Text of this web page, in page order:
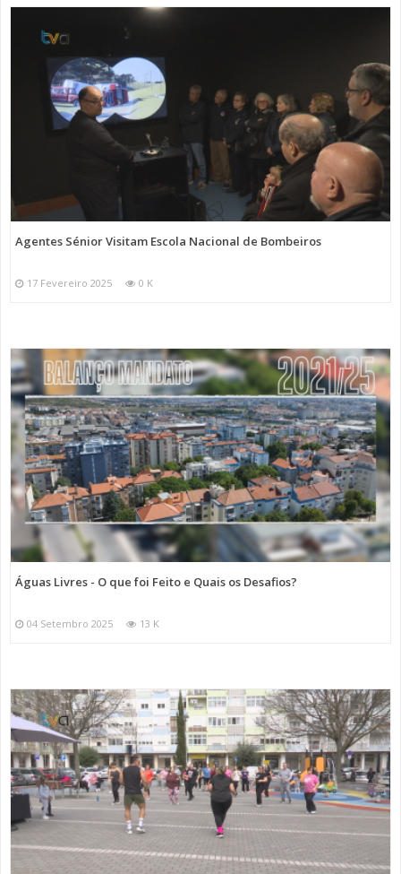
Agentes Sénior Visitam Escola Nacional de Bombeiros
17 Fevereiro 2025 0 K
Águas Livres - O que foi Feito e Quais os Desafios?
04 Setembro 2025 13 K